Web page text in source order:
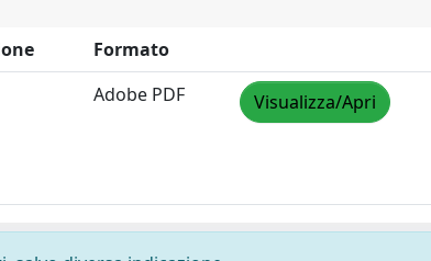
Formato
Adobe PDF Visualizza/Apri